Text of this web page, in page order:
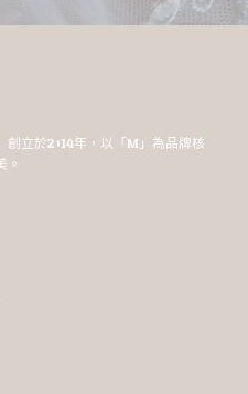
立於2014年，以「M」為品牌核